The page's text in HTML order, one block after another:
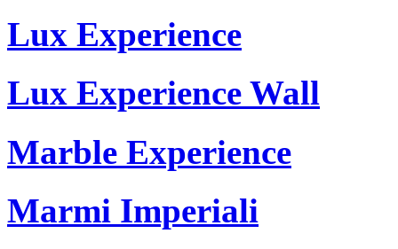
Lux Experience
Lux Experience Wall
Marble Experience
Marmi Imperiali